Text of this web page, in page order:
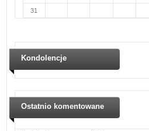
31
Kondolencje
Ostatnio komentowane